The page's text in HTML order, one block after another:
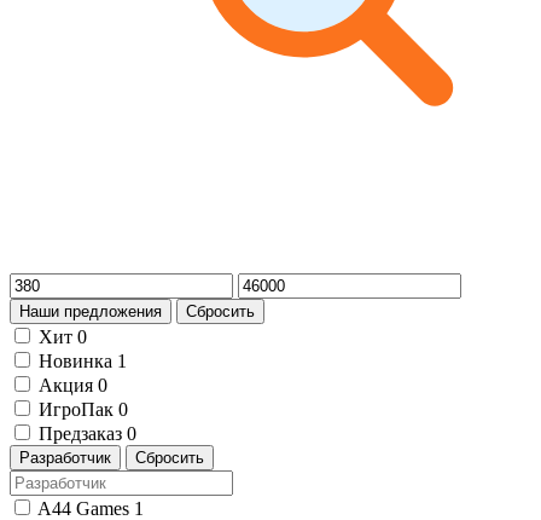
Наши предложения Сбросить
Хит 0
Новинка 1
Акция 0
ИгроПак 0
Предзаказ 0
Разработчик Сбросить
A44 Games 1